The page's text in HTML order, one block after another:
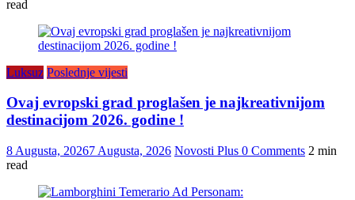
read
Luksuz Poslednje vijesti
Ovaj evropski grad proglašen je najkreativnijom
destinacijom 2026. godine !
8 Augusta, 20267 Augusta, 2026 Novosti Plus 0 Comments 2 min
read